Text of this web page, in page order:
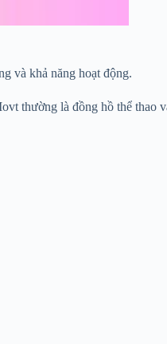
và khả năng hoạt động.
thường là đồng hồ thể thao